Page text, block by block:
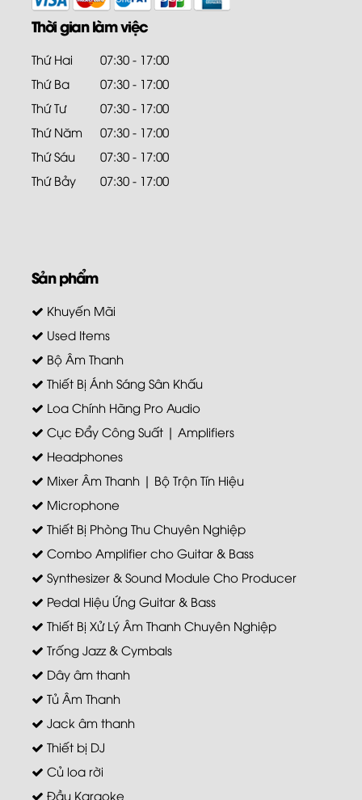
Thời gian làm việc
Thứ Hai
07:30 - 17:00
Thứ Ba
07:30 - 17:00
Thứ Tư
07:30 - 17:00
Thứ Năm
07:30 - 17:00
Thứ Sáu
07:30 - 17:00
Thứ Bảy
07:30 - 17:00
Sản phẩm
Khuyến Mãi
Used Items
Bộ Âm Thanh
Thiết Bị Ánh Sáng Sân Khấu
Loa Chính Hãng Pro Audio
Cục Đẩy Công Suất | Amplifiers
Headphones
Mixer Âm Thanh | Bộ Trộn Tín Hiệu
Microphone
Thiết Bị Phòng Thu Chuyên Nghiệp
Combo Amplifier cho Guitar & Bass
Synthesizer & Sound Module Cho Producer
Pedal Hiệu Ứng Guitar & Bass
Thiết Bị Xử Lý Âm Thanh Chuyên Nghiệp
Trống Jazz & Cymbals
Dây âm thanh
Tủ Âm Thanh
Jack âm thanh
Thiết bị DJ
Củ loa rời
Đầu Karaoke